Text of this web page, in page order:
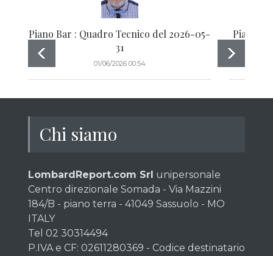
Piano Bar : Quadro Tecnico del 2026-05-
31
01/06/2026 00:54
Piano
Chi siamo
LombardReport.com Srl unipersonale
Centro direzionale Somada - Via Mazzini
184/B - piano terra - 41049 Sassuolo - MO
ITALY
Tel 02 30314494
P.IVA e CF: 02611280369 - Codice destinatario